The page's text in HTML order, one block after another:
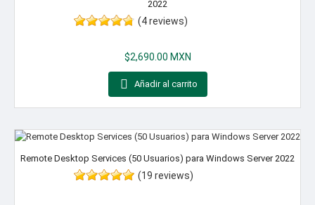
2022
(4 reviews)
$2,690.00 MXN
 Añadir al carrito
Remote Desktop Services (50 Usuarios) para Windows Server 2022
(19 reviews)